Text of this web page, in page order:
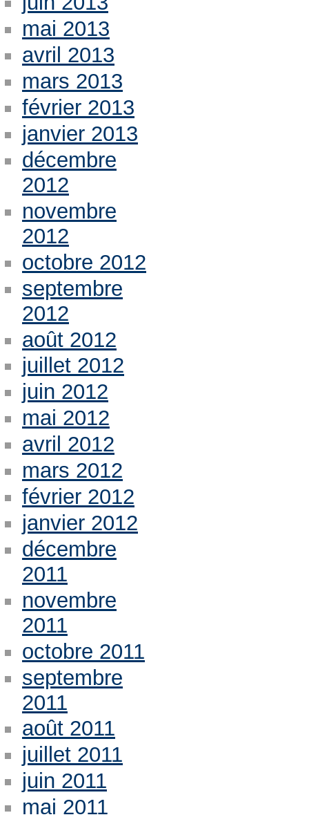
mai 2013
avril 2013
mars 2013
février 2013
janvier 2013
décembre
2012
novembre
2012
octobre 2012
septembre
2012
août 2012
juillet 2012
juin 2012
mai 2012
avril 2012
mars 2012
février 2012
janvier 2012
décembre
2011
novembre
2011
octobre 2011
septembre
2011
août 2011
juillet 2011
juin 2011
mai 2011